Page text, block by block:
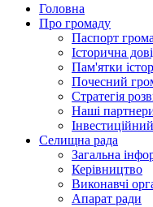
Головна
Про громаду
Паспорт
Історична
Пам'ятки
Почесний
Стратегія
Наші
Селищна рада
Загальна
Керівництво
Виконавчі
Апарат ради